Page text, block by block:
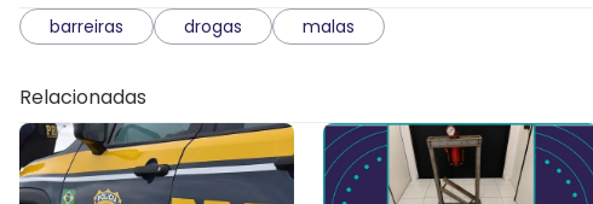
barreiras drogas malas
Relacionadas